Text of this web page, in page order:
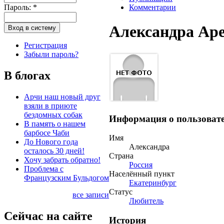
Пароль: *
Регистрация
Забыли пароль?
В блогах
Арчи наш новый друг
взяли в приюте
бездомных собак
В память о нашем
барбосе Чаби
До Нового года
осталось 30 дней!
Хочу забрать обратно!
Проблема с
Французским Бульдогом
все записи
Сейчас на сайте
Комментарии
Александра
Информация о
Имя
Александра
Страна
Россия
Населённый пункт
Екатеринбург
Статус
Любитель
История